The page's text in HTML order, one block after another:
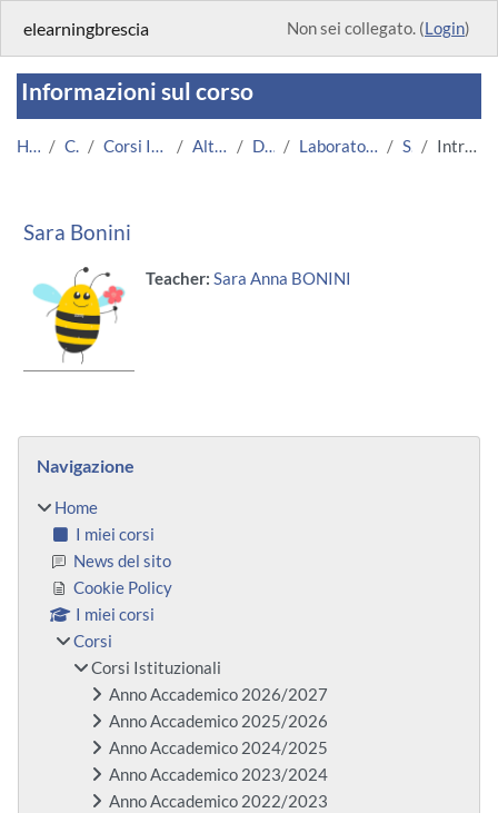
elearningbrescia Non sei collegato. (Login)
Informazioni sul corso
Home Corsi Corsi Istituzionali Altri Corsi DMMT Laboratori individuali SAB Introduzione
Sara Bonini
Teacher: Sara Anna BONINI
Navigazione
Home
I miei corsi
News del sito
Cookie Policy
I miei corsi
Corsi
Corsi Istituzionali
Anno Accademico 2026/2027
Anno Accademico 2025/2026
Anno Accademico 2024/2025
Anno Accademico 2023/2024
Anno Accademico 2022/2023